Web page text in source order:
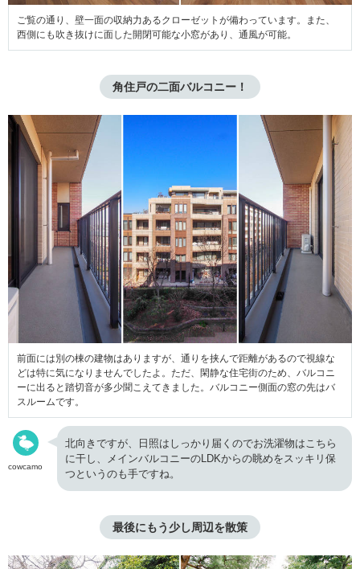
ご覧の通り、壁一面の収納力あるクローゼットが備わっています。また、
西側にも吹き抜けに面した開閉可能な小窓があり、通風が可能。
角住戸の二面バルコニー！
前面には別の棟の建物はありますが、通りを挟んで距離があるので視線な
どは特に気になりませんでしたよ。ただ、閑静な住宅街のため、バルコニ
ーに出ると踏切音が多少聞こえてきました。バルコニー側面の窓の先はバ
スルームです。
cowcamo
北向きですが、日照はしっかり届くのでお洗濯物はこちら
に干し、メインバルコニーのLDKからの眺めをスッキリ保
つというのも手ですね。
最後にもう少し周辺を散策